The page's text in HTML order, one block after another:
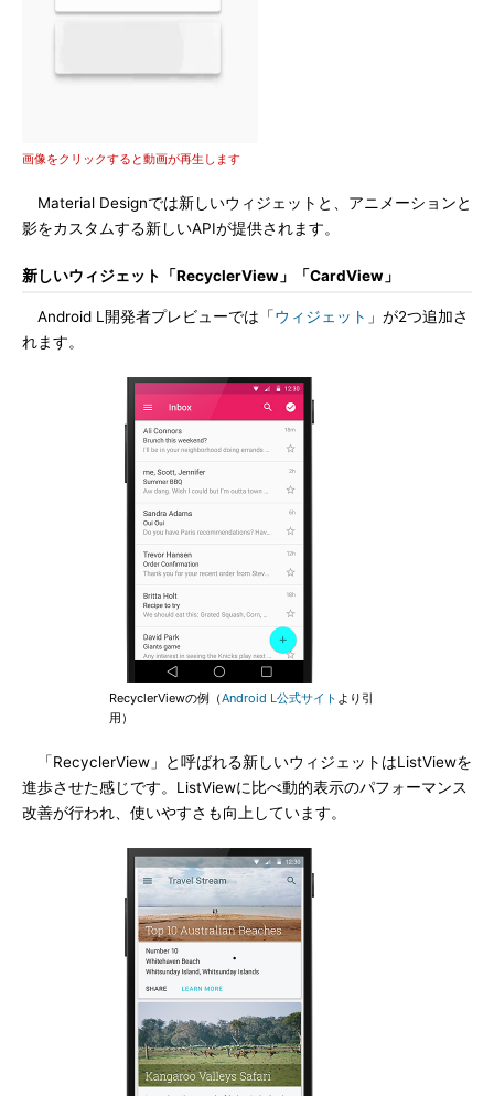
画像をクリックすると動画が再生します
Material Designでは新しいウィジェットと、アニメーションと
影をカスタムする新しいAPIが提供されます。
新しいウィジェット「RecyclerView」「CardView」
Android L開発者プレビューでは「ウィジェット 」が2つ追加さ
れます。
RecyclerViewの例（Android L公式サイト より引
用）
「RecyclerView」と呼ばれる新しいウィジェットはListViewを
進歩させた感じです。ListViewに比べ動的表示のパフォーマンス
改善が行われ、使いやすさも向上しています。